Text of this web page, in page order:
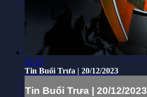
25:15
Tin Buổi Trưa | 20/12/2023
Tin Buổi Trưa | 20/12/2023